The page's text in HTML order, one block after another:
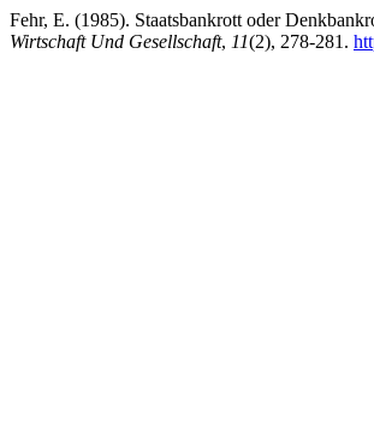
Fehr, E. (1985). Staatsbankrott oder
Wirtschaft Und Gesellschaft, 11(2), 278-281.